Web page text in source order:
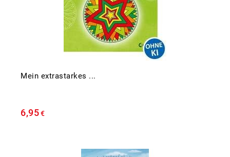
Mein extrastarkes ...
6,95€